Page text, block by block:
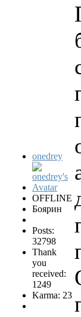
onedrey
OFFLINE
Боярин
Posts:
32798
Thank
you
received:
1249
Karma: 23